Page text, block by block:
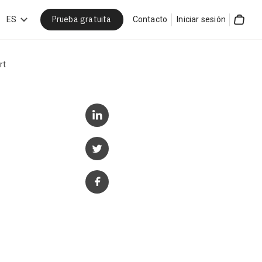
ES Prueba gratuita Contacto Iniciar sesión